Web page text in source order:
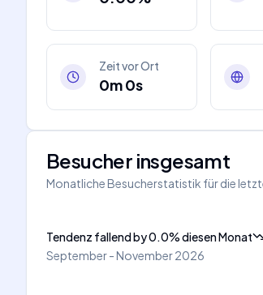
Zeit vor Ort
0m 0s
Besucher insgesamt
Monatliche Besucherstatistik für die
Tendenz fallendby0.0%diesen Monat
September - November 2026